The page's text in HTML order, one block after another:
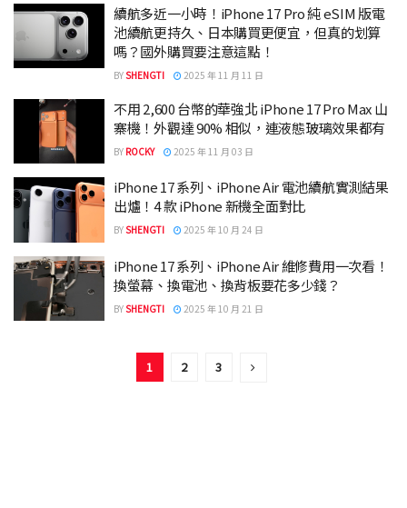
續航多近一小時！iPhone 17 Pro 純 eSIM 版電
池續航更持久、日本購買更便宜，但真的划算
嗎？國外購買要注意這點！
BYSHENGTI 2025 年 11 月 11 日
不用 2,600 台幣的華強北 iPhone 17 Pro Max 山
寨機！外觀達 90% 相似，連液態玻璃效果都有
BY ROCKY 2025 年 11 月 03 日
iPhone 17 系列、iPhone Air 電池續航實測結果
出爐！4 款 iPhone 新機全面對比
BYSHENGTI 2025 年 10 月 24 日
iPhone 17 系列、iPhone Air 維修費用一次看！
換螢幕、換電池、換背板要花多少錢？
BYSHENGTI 2025 年 10 月 21 日
1 2 3